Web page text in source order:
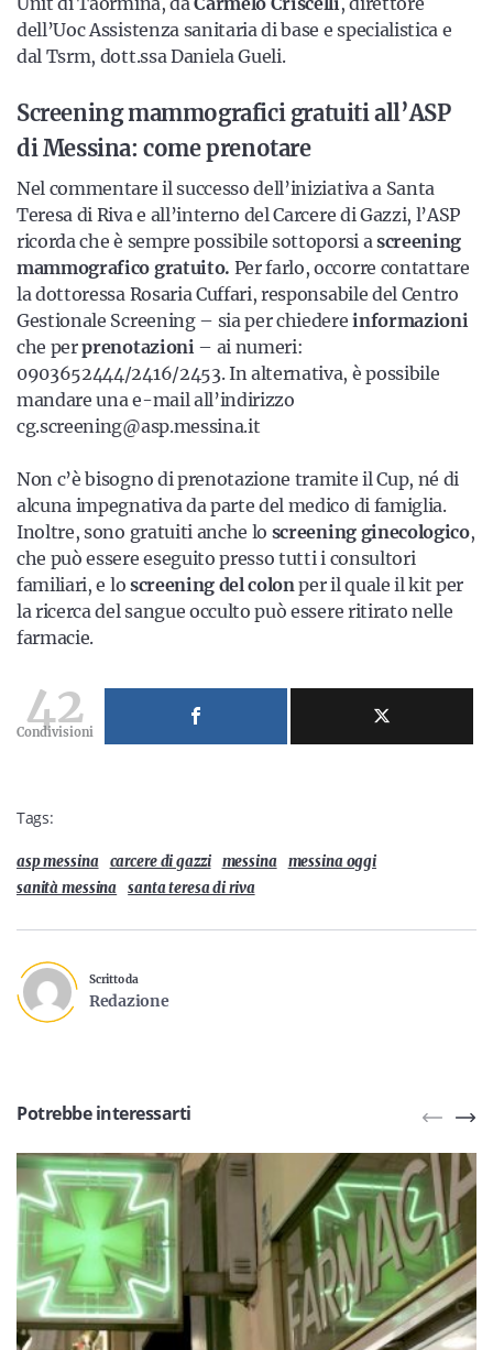
dell’Uoc Assistenza sanitaria di base e specialistica e
dal Tsrm, dott.ssa Daniela Gueli.
Screening mammografici gratuiti all’ASP
di Messina: come prenotare
Nel commentare il successo dell’iniziativa a Santa
Teresa di Riva e all’interno del Carcere di Gazzi, l’ASP
ricorda che è sempre possibile sottoporsi ascreening
mammografico gratuito. Per farlo, occorre contattare
la dottoressa Rosaria Cuffari, responsabile del Centro
Gestionale Screening – sia per chiedere informazioni
che perprenotazioni– ai numeri:
0903652444/2416/2453. In alternativa, è possibile
mandare una e-mail all’indirizzo
cg.screening@asp.messina.it
Non c’è bisogno di prenotazione tramite il Cup, né di
alcuna impegnativa da parte del medico di famiglia.
Inoltre, sono gratuiti anche lo screening ginecologico,
che può essere eseguito presso tutti i consultori
familiari, e lo screening del colonper il quale il kit per
la ricerca del sangue occulto può essere ritirato nelle
farmacie.
42
Condivisioni
Tags:
asp messina carcere di gazzi messina
messina oggi
sanità messina santa teresa di riva
Scritto da
Redazione
Potrebbe interessarti